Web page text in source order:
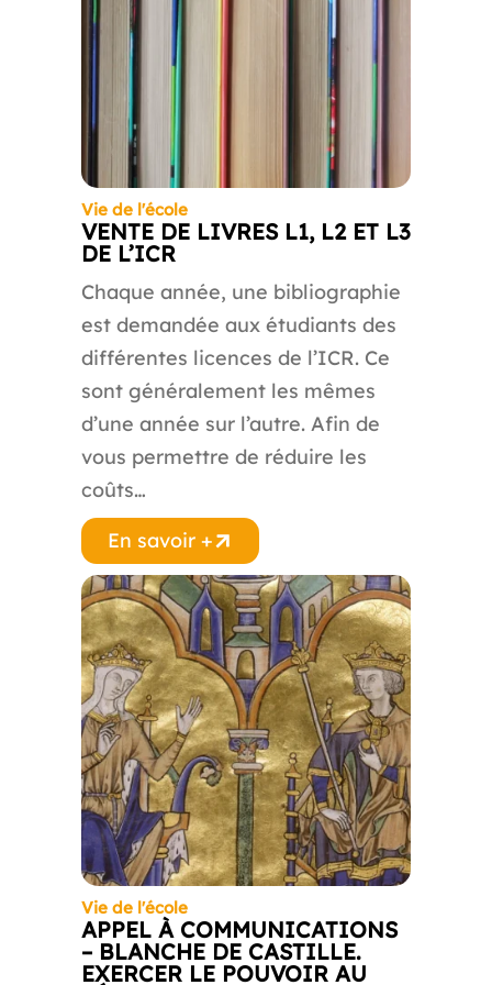
Vie de l'école
VENTE DE LIVRES L1, L2 ET L3
DE L’ICR
Chaque année, une bibliographie
est demandée aux étudiants des
différentes licences de l’ICR. Ce
sont généralement les mêmes
d’une année sur l’autre. Afin de
vous permettre de réduire les
coûts…
En savoir +
Vie de l'école
APPEL À COMMUNICATIONS
– BLANCHE DE CASTILLE.
EXERCER LE POUVOIR AU